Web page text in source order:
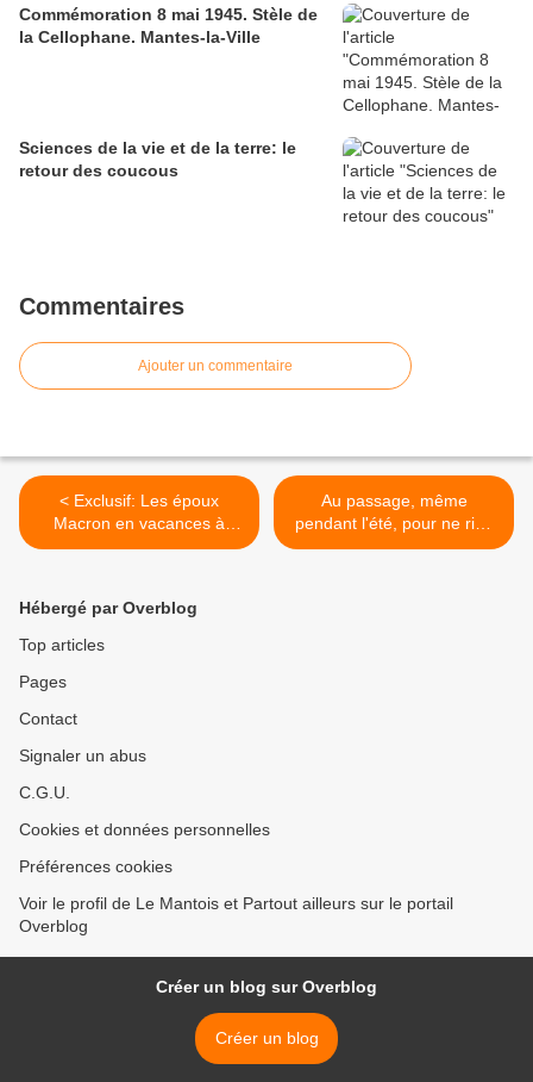
Commémoration 8 mai 1945. Stèle de
la Cellophane. Mantes-la-Ville
Sciences de la vie et de la terre: le
retour des coucous
Commentaires
Ajouter un commentaire
< Exclusif: Les époux
Macron en vacances à
Mantes-la-Ville!
Au passage, même
pendant l'été, pour ne rien
oublier >
Hébergé par Overblog
Top articles
Pages
Contact
Signaler un abus
C.G.U.
Cookies et données personnelles
Préférences cookies
Voir le profil de Le Mantois et Partout ailleurs sur le portail
Overblog
Créer un blog sur Overblog
Créer un blog